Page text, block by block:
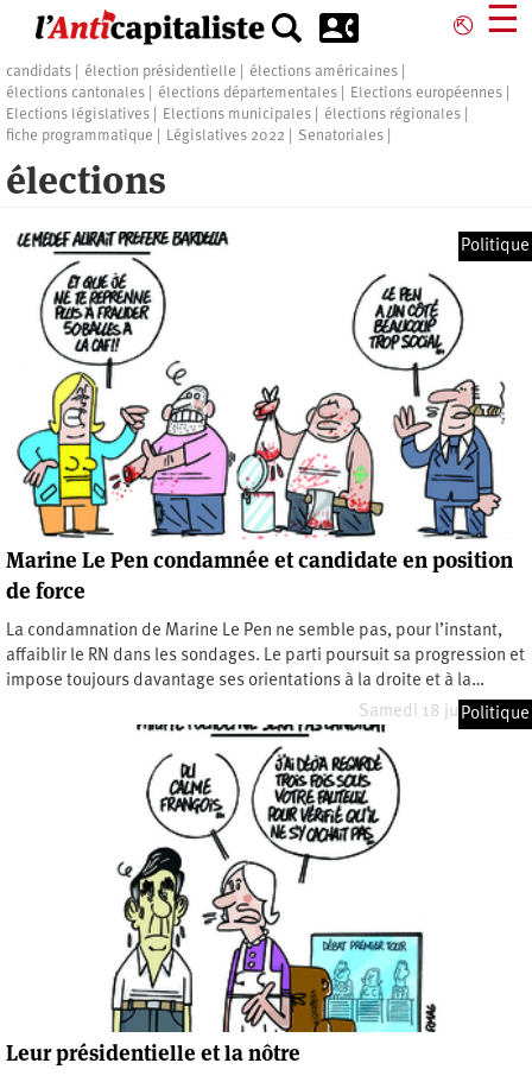
contenu
principal
⎋ ☰
candidats élection présidentielle
élections américaines
élections cantonales
élections départementales
Elections européennes
Elections législatives
Elections municipales
élections régionales
fiche programmatique
Législatives 2022 Senatoriales
élections
Politique
Marine Le Pen condamnée et candidate en position
de force
La condamnation de Marine Le Pen ne semble pas, pour l’instant,
affaiblir le RN dans les sondages. Le parti poursuit sa progression et
impose toujours davantage ses orientations à la droite et à la…
Samedi 18 juillet 2026
Politique
Leur présidentielle et la nôtre